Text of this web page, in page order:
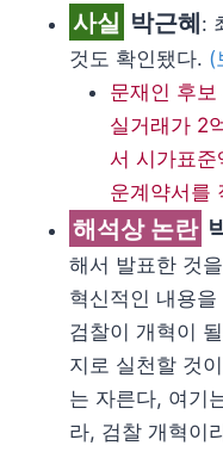
사실 박근혜:
것도 확인됐다. (
문재인 후
실거래가 2
서 시가표
운계약서를
해석상 논란
해서 발표한 것
혁신적인 내용
검찰이 개혁이
지로 실천할 것
는 자른다, 여기
라, 검찰 개혁이